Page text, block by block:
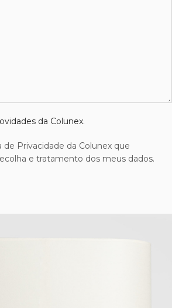
da Colunex.
de Privacidade da Colunex que
e tratamento dos meus dados.